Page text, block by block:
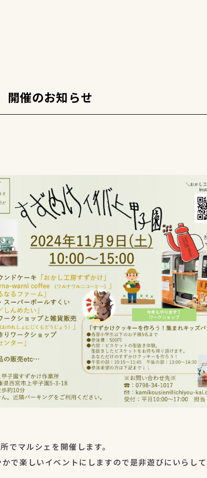
開催のお知らせ
でマルシェを開催します。
で楽しいイベントにしますので是非遊びにいらし